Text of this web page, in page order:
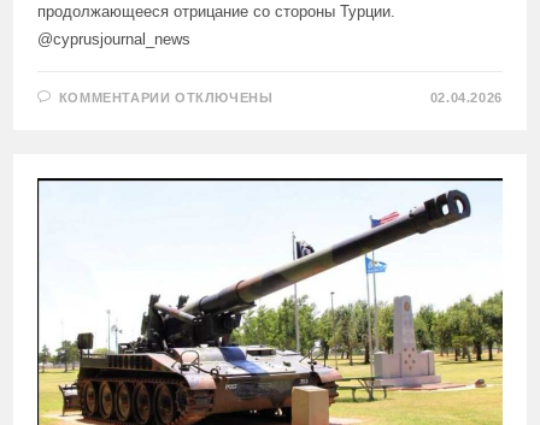
продолжающееся отрицание со стороны Турции.
@cyprusjournal_news
КОММЕНТАРИИ К
ПРИЗВАЛ
ОТКЛЮЧЕНЫ 02.04.2026